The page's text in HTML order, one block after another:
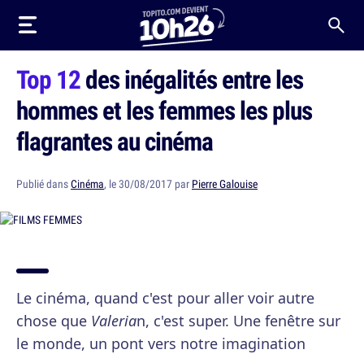
Top 12des inégalités entre les
hommes et les femmes les plus
flagrantes au cinéma
Publié dansCinéma, le 30/08/2017 par Pierre Galouise
Le cinéma, quand c'est pour aller voir autre
chose que Valerian, c'est super. Une fenêtre sur
le monde, un pont vers notre imagination